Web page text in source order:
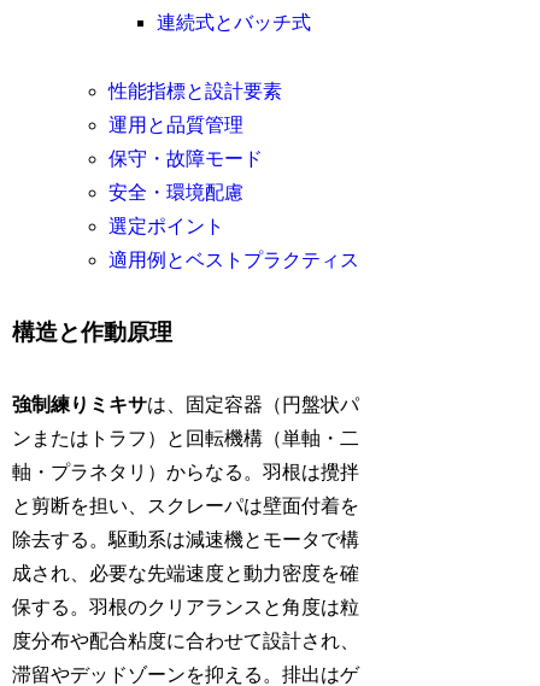
連続式とバッチ式
性能指標と設計要素
運用と品質管理
保守・故障モード
安全・環境配慮
選定ポイント
適用例とベストプラクティス
構造と作動原理
強制練りミキサは、固定容器（円盤状パ
ンまたはトラフ）と回転機構（単軸・二
軸・プラネタリ）からなる。羽根は攪拌
と剪断を担い、スクレーパは壁面付着を
除去する。駆動系は減速機とモータで構
成され、必要な先端速度と動力密度を確
保する。羽根のクリアランスと角度は粒
度分布や配合粘度に合わせて設計され、
滞留やデッドゾーンを抑える。排出はゲ